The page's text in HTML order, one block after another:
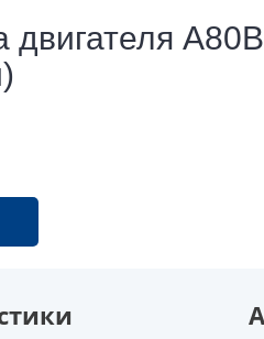
двигателя